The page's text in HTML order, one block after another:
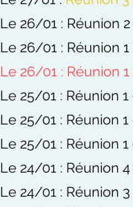
Le 26/01 : Réunion
Le 26/01 : Réunion
Le 26/01 : Réunion
Le 25/01 : Réunion
Le 25/01 : Réunion
Le 25/01 : Réunion
Le 24/01 : Réunion
Le 24/01 : Réunion